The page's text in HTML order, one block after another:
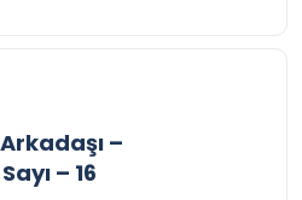
–
– 16